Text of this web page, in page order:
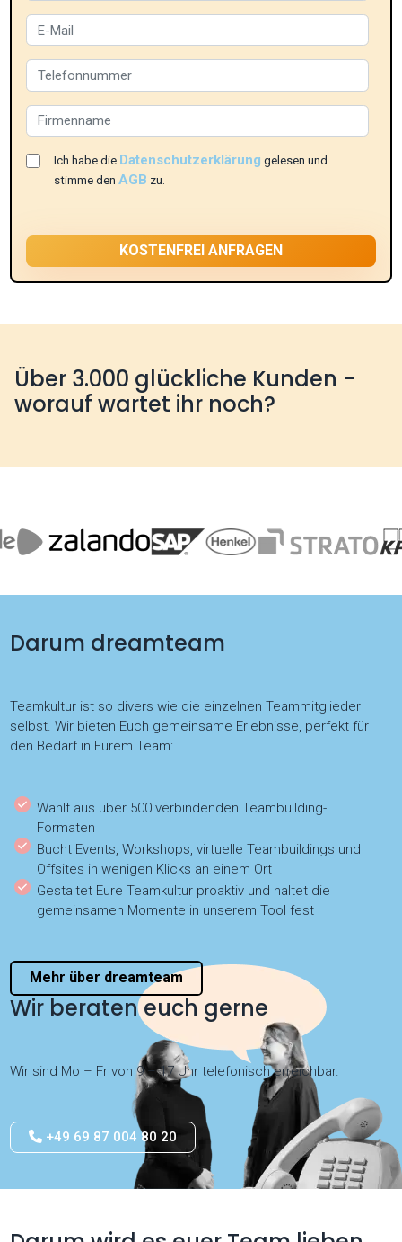
Ich habe die Datenschutzerklärung gelesen und
stimme denAGB zu.
Über 3.000 glückliche Kunden -
worauf wartet ihr noch?
Darum dreamteam
Teamkultur ist so divers wie die einzelnen Teammitglieder
selbst. Wir bieten Euch gemeinsame Erlebnisse, perfekt für
den Bedarf in Eurem Team:
Wählt aus über 500 verbindenden Teambuilding-
Formaten
Bucht Events, Workshops, virtuelle Teambuildings und
Offsites in wenigen Klicks an einem Ort
Gestaltet Eure Teamkultur proaktiv und haltet die
gemeinsamen Momente in unserem Tool fest
Mehr über dreamteam
Wir beraten euch gerne
Wir sind Mo – Fr von 9 – 17 Uhr telefonisch erreichbar.
+49 69 87 004 80 20